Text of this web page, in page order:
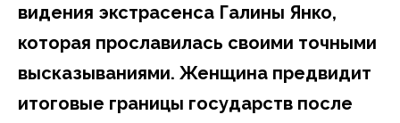
видения экстрасенса Галины Янко,
которая прославилась своими точными
высказываниями. Женщина предвидит
итоговые границы государств после